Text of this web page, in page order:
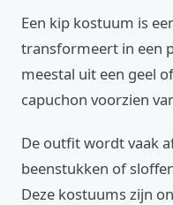
Een kip kostuum is
transformeert in een
meestal uit een geel
capuchon voorzien
De outfit wordt vaak
beenstukken of
Deze kostuums zijn